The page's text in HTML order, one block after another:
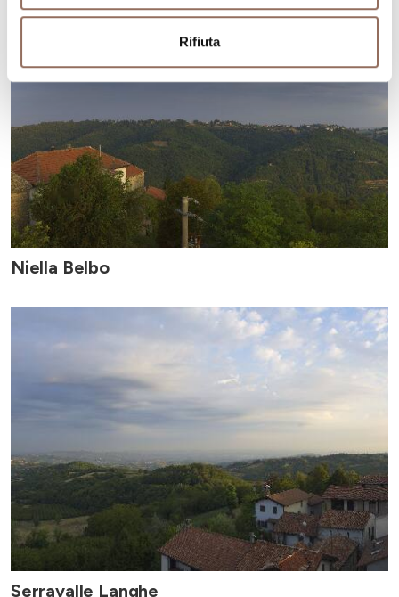
Rifiuta
Niella Belbo
Serravalle Langhe